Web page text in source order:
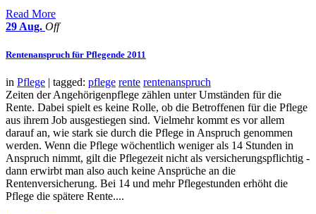
Read More
29Aug. Off
Rentenanspruch für Pflegende 2011
in Pflege | tagged: pflege rente rentenanspruch
Zeiten der Angehörigenpflege zählen unter Umständen für die
Rente. Dabei spielt es keine Rolle, ob die Betroffenen für die Pflege
aus ihrem Job ausgestiegen sind. Vielmehr kommt es vor allem
darauf an, wie stark sie durch die Pflege in Anspruch genommen
werden. Wenn die Pflege wöchentlich weniger als 14 Stunden in
Anspruch nimmt, gilt die Pflegezeit nicht als versicherungspflichtig -
dann erwirbt man also auch keine Ansprüche an die
Rentenversicherung. Bei 14 und mehr Pflegestunden erhöht die
Pflege die spätere Rente....